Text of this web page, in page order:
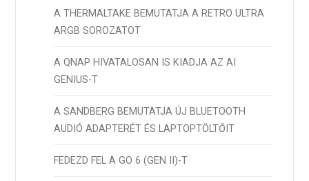
A THERMALTAKE BEMUTATJA A RETRO ULTRA
ARGB SOROZATOT
A QNAP HIVATALOSAN IS KIADJA AZ AI
GENIUS-T
A SANDBERG BEMUTATJA ÚJ BLUETOOTH
AUDIÓ ADAPTERÉT ÉS LAPTOPTÖLTŐIT
FEDEZD FEL A GO 6 (GEN II)-T